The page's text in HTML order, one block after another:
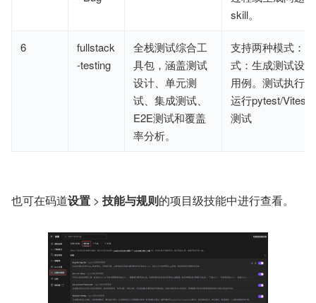
skill。
6
fullstack
-testing
全栈测试综合工
具包，涵盖测试
设计、单元测
试、集成测试、
E2E测试和覆盖
率分析。
支持两种模式：
式：生成测试设
用例。测试执行
运行pytest/Vitest/
测试
也可在码道设置 > 技能与规则的项目级技能中进行查看。